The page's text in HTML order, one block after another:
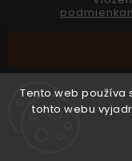
Tento web používa
tohto webu
Copyright 2026